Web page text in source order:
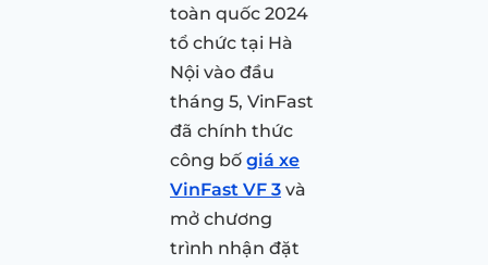
toàn quốc 2024
tổ chức tại Hà
Nội vào đầu
tháng 5, VinFast
đã chính thức
công bố giá xe
VinFast VF 3 và
mở chương
trình nhận đặt